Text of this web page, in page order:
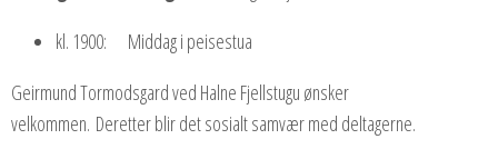
kl. 1900: Middag i peisestua
Geirmund Tormodsgard ved Halne Fjellstugu ønsker
velkommen. Deretter blir det sosialt samvær med deltagerne.